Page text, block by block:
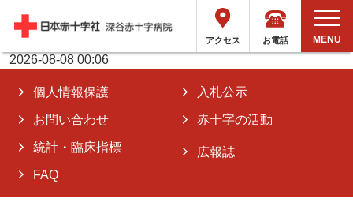
アクセス お電話
トップ お知らせ 患者さんへ
2026-08-08 00:06
個人情報保護 入札公示
お問い合わせ 赤十字の活動
統計・臨床指標
広報誌
FAQ